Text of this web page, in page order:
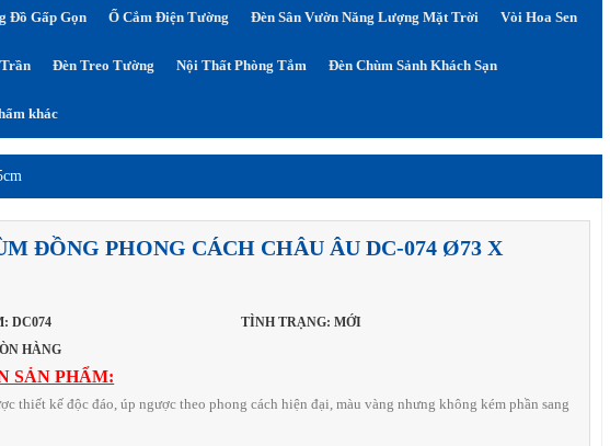
Đồ Gấp Gọn Ổ Cắm Điện Tường Đèn Sân Vườn Năng Lượng Mặt Trời Vòi Hoa Sen
Đèn Treo Tường Nội Thất Phòng Tắm Đèn Chùm Sảnh Khách Sạn
khác
ĐỒNG PHONG CÁCH CHÂU ÂU DC-074 Ø73 X
DC074
TÌNH TRẠNG: MỚI
HÀNG
SẢN PHẨM:
thiết kế độc đáo, úp ngược theo phong cách hiện đại, màu vàng nhưng không kém phần sang